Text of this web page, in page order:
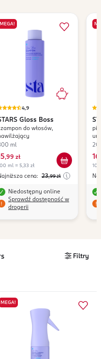
MEGA!
4,9
Gloss Boss
do włosów,
ml
,99 zł
ml = 5,33 zł
cena: 23,99 zł
Niedostępny online
Sprawdź dostępność w
drogerii
16
Filtry
MEGA!